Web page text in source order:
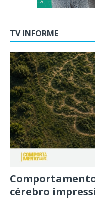
TV INFORME
cérebro